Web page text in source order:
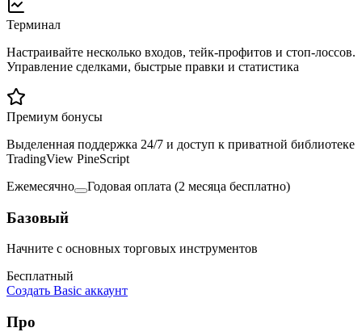
Терминал
Настраивайте несколько входов, тейк-профитов и стоп-лоссов.
Управление сделками, быстрые правки и статистика
Премиум бонусы
Выделенная поддержка 24/7 и доступ к приватной библиотеке
TradingView PineScript
Ежемесячно
Годовая оплата (2 месяца бесплатно)
Базовый
Начните с основных торговых инструментов
Бесплатный
Создать Basic аккаунт
Про